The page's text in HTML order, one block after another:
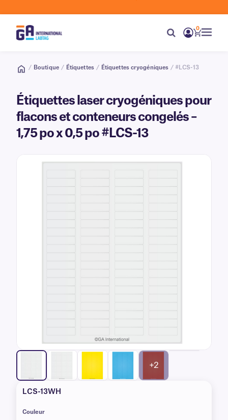
0
/ Boutique / Étiquettes / Étiquettes cryogéniques / #LCS-13
Étiquettes laser cryogéniques pour
flacons et conteneurs congelés –
1,75 po x 0,5 po #LCS-13
+2
LCS-13WH
Couleur